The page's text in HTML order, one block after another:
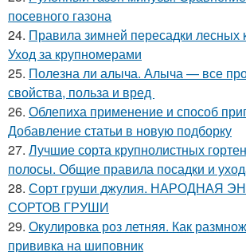
посевного газона
24. Правила зимней пересадки лесных
Уход за крупномерами
25. Полезна ли алыча. Алыча — все
свойства, польза и вред
26. Облепиха применение и способ
Добавление статьи в новую подборку
27. Лучшие сорта крупнолистных
полосы. Общие правила посадки и
28. Сорт груши джулия. НАРОДНАЯ
СОРТОВ ГРУШИ
29. Окулировка роз летняя. Как
прививка на шиповник